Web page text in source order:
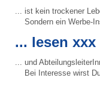
... ist kein trockener
Sondern ein Werbe-
... lesen
... und
Bei Interesse wirst